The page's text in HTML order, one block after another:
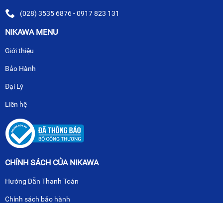
(028) 3535 6876 - 0917 823 131
NIKAWA MENU
Giới thiệu
Bảo Hành
Đại Lý
Liên hệ
CHÍNH SÁCH CỦA NIKAWA
Hướng Dẫn Thanh Toán
Chính sách bảo hành